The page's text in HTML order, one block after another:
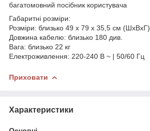
багатомовний посібник користувача
Габаритні розміри:
Розміри: близько 49 х 79 х 35,5 см (ШхВхГ)
Довжина кабелю: близько 180 див.
Вага: близько 22 кг
Електроживлення: 220-240 В ~ | 50/60 Гц
Приховати
Характеристики